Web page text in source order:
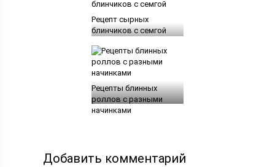
Рецепт сырных
блинчиков с семгой
Рецепты блинных
роллов с разными
начинками
Добавить комментарий